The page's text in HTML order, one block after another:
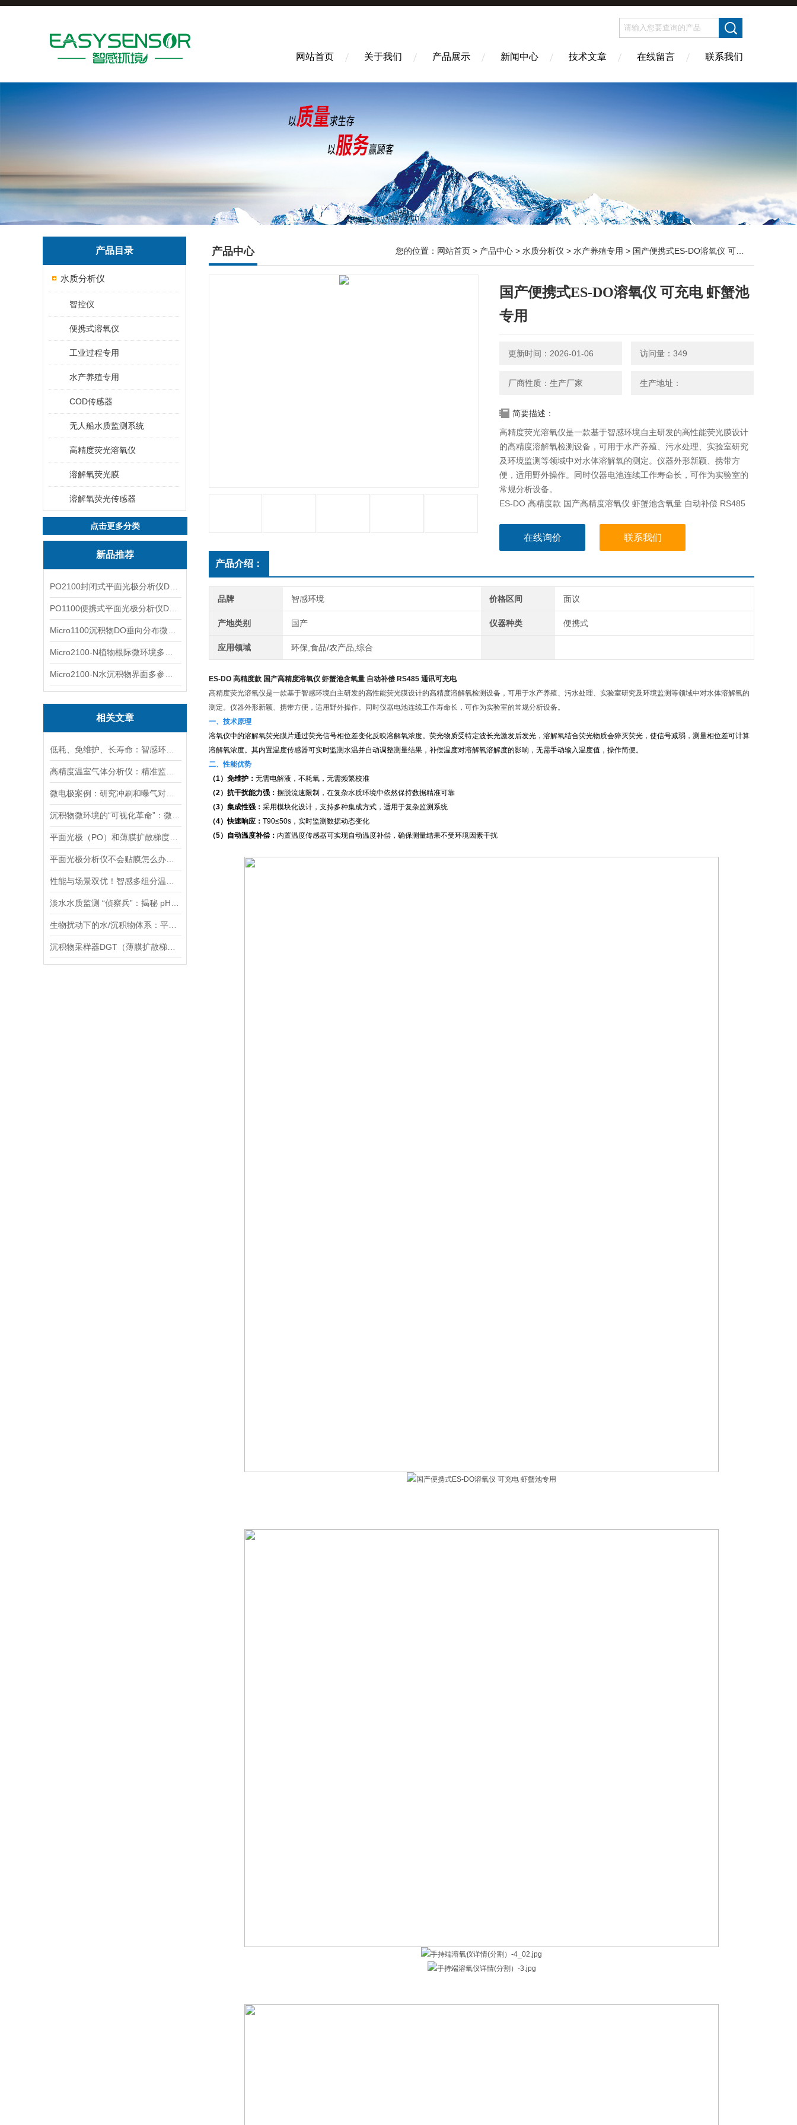
网站首页 关于我们 产品展示 新闻中心 技术文章 在线留言 联系我们
产品目录
水质分析仪
智控仪
便携式溶氧仪
工业过程专用
水产养殖专用
COD传感器
无人船水质监测系统
高精度荧光溶氧仪
溶解氧荧光膜
溶解氧荧光传感器
点击更多分类
新品推荐
相关文章
产品中心 您的位置： 网站首页 > 产品中心 > 水质分析仪 > 水产养殖专用 > 国产便携式ES-DO溶氧仪 可充电 虾蟹池专用
国产便携式ES-DO溶氧仪 可充电 虾蟹池
专用
更新时间：2026-01-06 访问量：349
厂商性质：生产厂家 生产地址：
简要描述：
高精度荧光溶氧仪是一款基于智感环境自主研发的高性能荧光膜设计
的高精度溶解氧检测设备，可用于水产养殖、污水处理、实验室研究
及环境监测等领域中对水体溶解氧的测定。仪器外形新颖、携带方
便，适用野外操作。同时仪器电池连续工作寿命长，可作为实验室的
常规分析设备。
ES-DO 高精度款 国产高精度溶氧仪 虾蟹池含氧量 自动补偿 RS485
在线询价 联系我们
产品介绍：
品牌 智感环境 价格区间 面议
产地类别 国产 仪器种类 便携式
应用领域 环保,食品/农产品,综合
ES-DO 高精度款 国产高精度溶氧仪 虾蟹池含氧量 自动补偿 RS485 通讯可充电
高精度荧光溶氧仪是一款基于智感环境自主研发的高性能荧光膜设计的高精度溶解氧检测设备，可用于水产养殖、污水处理、实验室研究及环境监测等领域中对水体溶解氧的
测定。仪器外形新颖、携带方便，适用野外操作。同时仪器电池连续工作寿命长，可作为实验室的常规分析设备。
一、技术原理
溶氧仪中的溶解氧荧光膜片通过荧光信号相位差变化反映溶解氧浓度。荧光物质受特定波长光激发后发光，溶解氧结合荧光物质会猝灭荧光，使信号减弱，测量相位差可计算
溶解氧浓度。其内置温度传感器可实时监测水温并自动调整测量结果，补偿温度对溶解氧溶解度的影响，无需手动输入温度值，操作简便。
二、性能优势
（1）免维护： 无需电解液，不耗氧，无需频繁校准
（2）抗干扰能力强： 摆脱流速限制，在复杂水质环境中依然保持数据精准可靠
（3）集成性强： 采用模块化设计，支持多种集成方式，适用于复杂监测系统
（4）快速响应： T90≤50s，实时监测数据动态变化
（5）自动温度补偿： 内置温度传感器可实现自动温度补偿，确保测量结果不受环境因素干扰